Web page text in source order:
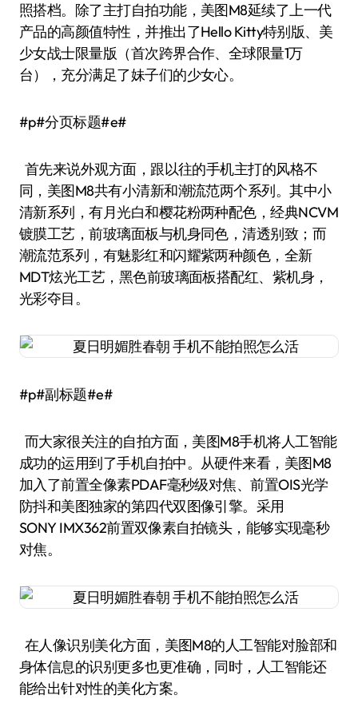
照搭档。除了主打自拍功能，美图M8延续了上一代
产品的高颜值特性，并推出了Hello Kitty特别版、美
少女战士限量版（首次跨界合作、全球限量1万
台），充分满足了妹子们的少女心。
#p#分页标题#e#
首先来说外观方面，跟以往的手机主打的风格不
同，美图M8共有小清新和潮流范两个系列。其中小
清新系列，有月光白和樱花粉两种配色，经典NCVM
镀膜工艺，前玻璃面板与机身同色，清透别致；而
潮流范系列，有魅影红和闪耀紫两种颜色，全新
MDT炫光工艺，黑色前玻璃面板搭配红、紫机身，
光彩夺目。
#p#副标题#e#
而大家很关注的自拍方面，美图M8手机将人工智能
成功的运用到了手机自拍中。从硬件来看，美图M8
加入了前置全像素PDAF毫秒级对焦、前置OIS光学
防抖和美图独家的第四代双图像引擎。采用
SONY IMX362前置双像素自拍镜头，能够实现毫秒
对焦。
在人像识别美化方面，美图M8的人工智能对脸部和
身体信息的识别更多也更准确，同时，人工智能还
能给出针对性的美化方案。